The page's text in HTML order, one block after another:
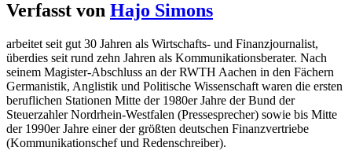
Verfasst von Hajo Simons
arbeitet seit gut 30 Jahren als Wirtschafts- und Finanzjournalist,
überdies seit rund zehn Jahren als Kommunikationsberater. Nach
seinem Magister-Abschluss an der RWTH Aachen in den Fächern
Germanistik, Anglistik und Politische Wissenschaft waren die ersten
beruflichen Stationen Mitte der 1980er Jahre der Bund der
Steuerzahler Nordrhein-Westfalen (Pressesprecher) sowie bis Mitte
der 1990er Jahre einer der größten deutschen Finanzvertriebe
(Kommunikationschef und Redenschreiber).